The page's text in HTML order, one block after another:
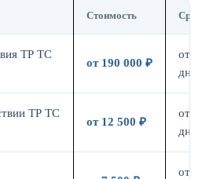
Стоимость Срок
ТР ТС
от 190 000 ₽
от 14
дн.
ТР ТС
от 12 500 ₽
от 7
дн.
от 7